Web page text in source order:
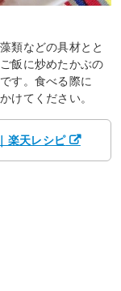
類などの具材とと
飯に炒めたかぶの
す。食べる際に
けてください。
楽天レシピ